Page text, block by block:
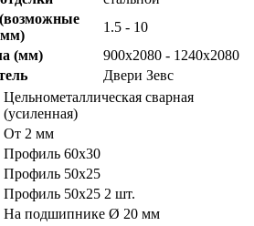
1.5 - 10
(мм)
900х2080 - 1240х2080
Двери Зевс
Цельнометаллическая сварная
(усиленная)
От 2 мм
Профиль 60х30
Профиль 50х25
Профиль 50х25 2 шт.
На подшипнике Ø 20 мм